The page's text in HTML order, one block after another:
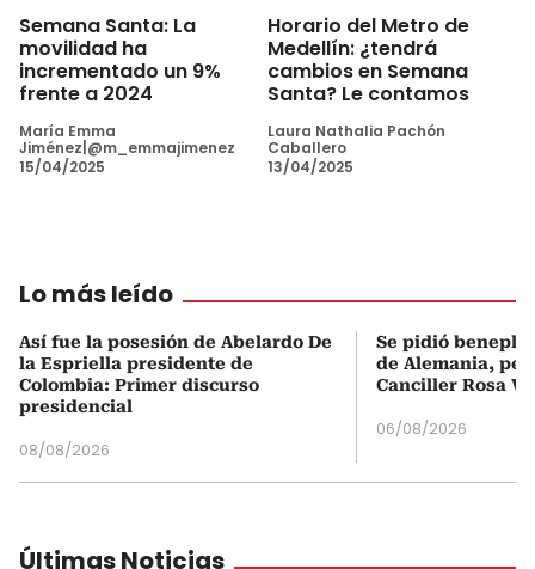
Semana Santa: La
movilidad ha
incrementado un 9%
frente a 2024
María Emma
Jiménez|@m_emmajimenez
15/04/2025
Horario del Metro de
Medellín: ¿tendrá
cambios en Semana
Santa? Le contamos
Laura Nathalia Pachón
Caballero
13/04/2025
Lo más leído
Así fue la posesión de Abelardo De
la Espriella presidente de
Colombia: Primer discurso
presidencial
08/08/2026
Se pidió
de Alemania,
Canciller Rosa
06/08/2026
Últimas Noticias